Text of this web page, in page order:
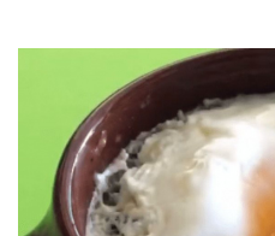
Воздушные яйца кокот со